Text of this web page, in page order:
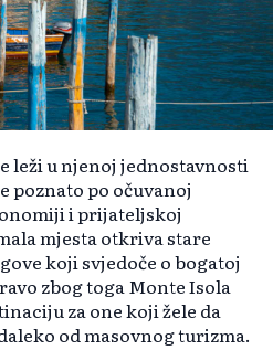
leži u njenoj jednostavnosti
poznato po očuvanoj
i prijateljskoj
mjesta otkriva stare
koji svjedoče o bogatoj
zbog toga Monte Isola
za one koji žele da
od masovnog turizma.